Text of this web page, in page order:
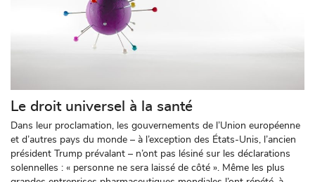
Le droit universel à la santé
Dans leur proclamation, les gouvernements de l’Union européenne
et d’autres pays du monde – à l’exception des États-Unis, l’ancien
président Trump prévalant – n’ont pas lésiné sur les déclarations
solennelles : « personne ne sera laissé de côté ». Même les plus